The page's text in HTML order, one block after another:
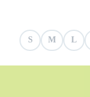
S M L